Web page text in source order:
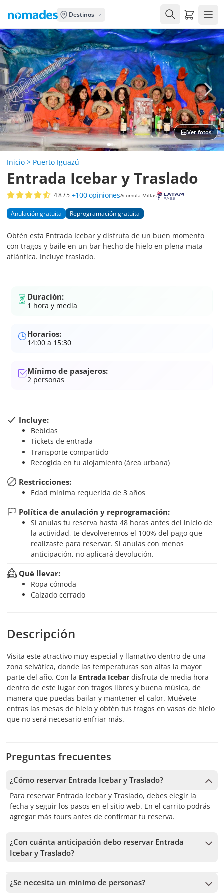
Destinos Carrito
Ver fotos
Inicio > Puerto Iguazú
Entrada Icebar y Traslado
4.8/ 5 +100 opinionesAcumula Millas
Anulación gratuita Reprogramación gratuita
Obtén esta Entrada Icebar y disfruta de un buen momento
con tragos y baile en un bar hecho de hielo en plena mata
atlántica. Incluye traslado.
Duración:
1 hora y media
Horarios:
14:00 a 15:30
Mínimo de pasajeros:
2 personas
Incluye:
Bebidas
Tickets de entrada
Transporte compartido
Recogida en tu alojamiento (área urbana)
Restricciones:
Edad mínima requerida de 3 años
Política de anulación y reprogramación:
Si anulas tu reserva hasta 48 horas antes del inicio de
la actividad, te devolveremos el 100% del pago que
realizaste para reservar. Si anulas con menos
anticipación, no aplicará devolución.
Qué llevar:
Ropa cómoda
Calzado cerrado
Descripción
Visita este atractivo muy especial y llamativo dentro de una
zona selvática, donde las temperaturas son altas la mayor
parte del año. Con la Entrada Icebar disfruta de media hora
dentro de este lugar con tragos libres y buena música, de
manera que puedas bailar y mantener el calor. Muévete
entras las mesas de hielo y obtén tus tragos en vasos de hielo
que no será necesario enfriar más.
Preguntas frecuentes
¿Cómo reservar Entrada Icebar y Traslado?
Para reservar Entrada Icebar y Traslado, debes elegir la
fecha y seguir los pasos en el sitio web. En el carrito podrás
agregar más tours antes de confirmar tu reserva.
¿Con cuánta anticipación debo reservar Entrada
Icebar y Traslado?
la disponibilidad. Por lo tanto, recomendamos reservar con
la mayor anticipación posible para asegurar los cupos.
¿Se necesita un mínimo de personas?